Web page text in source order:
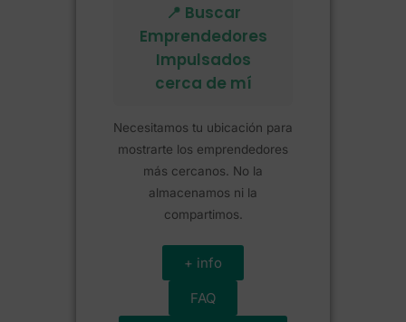
📍 Buscar
Emprendedores
Impulsados
cerca de mí
Necesitamos tu ubicación para
mostrarte los emprendedores
más cercanos. No la
almacenamos ni la
compartimos.
+ info
FAQ